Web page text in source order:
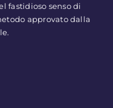
fastidioso senso di
approvato dalla